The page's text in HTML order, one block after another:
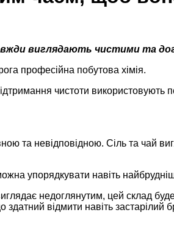
виглядають чистими та
професійна побутова хімія.
чистоти використовують
та невідповідною. Сіль та чай
упорядкувати навіть
недоглянутим, цей склад
відмити навіть застарілий